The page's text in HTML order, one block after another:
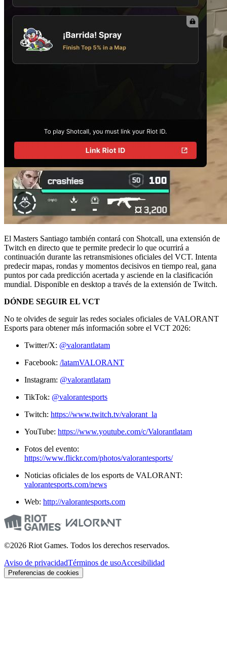
El Masters Santiago también contará con Shotcall, una extensión de
Twitch en directo que te permite predecir lo que ocurrirá a
continuación durante las retransmisiones oficiales del VCT. Intenta
predecir mapas, rondas y momentos decisivos en tiempo real, gana
puntos por cada predicción acertada y asciende en la clasificación
mundial. Disponible en desktop a través de la extensión de Twitch.
DÓNDE SEGUIR EL VCT
No te olvides de seguir las redes sociales oficiales de VALORANT
Esports para obtener más información sobre el VCT 2026:
Twitter/X: @valorantlatam
Facebook: /latamVALORANT
Instagram: @valorantlatam
TikTok: @valorantesports
Twitch: https://www.twitch.tv/valorant_la
YouTube: https://www.youtube.com/c/Valorantlatam
Fotos del evento:
https://www.flickr.com/photos/valorantesports/
Noticias oficiales de los esports de VALORANT:
valorantesports.com/news
Web: http://valorantesports.com
©2026 Riot Games. Todos los derechos reservados.
Aviso de privacidadTérminos de usoAccesibilidad
Preferencias de cookies